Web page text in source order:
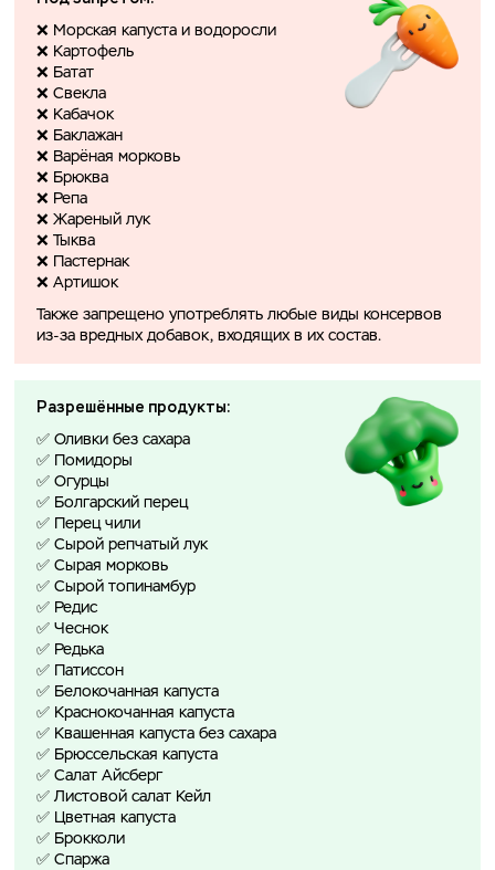
❌ Морская капуста и водоросли
❌ Картофель
❌ Батат
❌ Свекла
❌ Кабачок
❌ Баклажан
❌ Варёная морковь
❌ Брюква
❌ Репа
❌ Жареный лук
❌ Тыква
❌ Пастернак
❌ Артишок
Также запрещено употреблять любые виды консервов
из-за вредных добавок, входящих в их состав.
Разрешённые продукты:
✅ Оливки без сахара
✅ Помидоры
✅ Огурцы
✅ Болгарский перец
✅ Перец чили
✅ Сырой репчатый лук
✅ Сырая морковь
✅ Сырой топинамбур
✅ Редис
✅ Чеснок
✅ Редька
✅ Патиссон
✅ Белокочанная капуста
✅ Краснокочанная капуста
✅ Квашенная капуста без сахара
✅ Брюссельская капуста
✅ Салат Айсберг
✅ Листовой салат Кейл
✅ Цветная капуста
✅ Брокколи
✅ Спаржа